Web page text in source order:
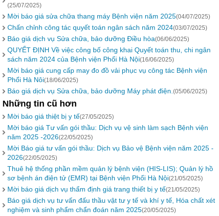
(25/07/2025)
Mời báo giá sửa chữa thang máy Bệnh viện năm 2025(04/07/2025)
Chấn chỉnh công tác quyết toán ngân sách năm 2024(03/07/2025)
Báo giá dịch vụ Sửa chữa, bảo dưỡng Điều hòa(06/06/2025)
QUYẾT ĐỊNH Về việc công bố công khai Quyết toán thu, chi ngân
sách năm 2024 của Bệnh viện Phổi Hà Nội(16/06/2025)
Mời báo giá cung cấp may đo đồ vải phục vụ công tác Bệnh viện
Phổi Hà Nôi(18/06/2025)
Báo giá dịch vụ Sửa chữa, bảo dưỡng Máy phát điện. (05/06/2025)
Những tin cũ hơn
Mời báo giá thiệt bị y tế(27/05/2025)
Mời báo giá Tư vấn gói thầu: Dịch vụ vệ sinh làm sạch Bệnh viện
năm 2025 -2026(22/05/2025)
Mời Báo giá tư vấn gói thầu: Dịch vụ Bảo vệ Bệnh viện năm 2025 -
2026(22/05/2025)
Thuê hệ thống phần mềm quản lý bệnh viện (HIS-LIS); Quản lý hồ
sơ bệnh án điện tử (EMR) tại Bệnh viện Phổi Hà Nội(21/05/2025)
Mời báo giá dịch vụ thẩm định giá trang thiết bị y tế(21/05/2025)
Báo giá dịch vụ tư vấn đấu thầu vật tư y tế và khí y tế, Hóa chất xét
nghiệm và sinh phẩm chẩn đoán năm 2025(20/05/2025)